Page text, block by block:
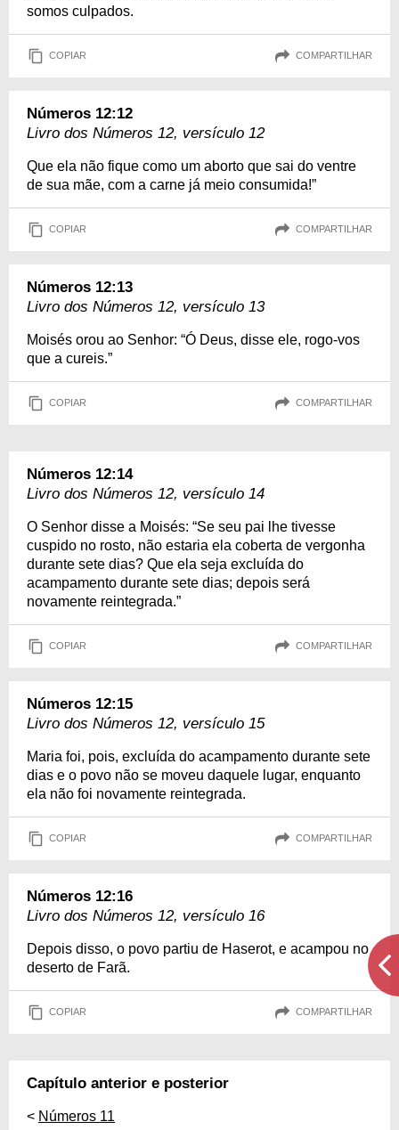
somos culpados.
COPIAR COMPARTILHAR
Números 12:12
Livro dos Números 12, versículo 12
Que ela não fique como um aborto que sai do ventre
de sua mãe, com a carne já meio consumida!”
COPIAR COMPARTILHAR
Números 12:13
Livro dos Números 12, versículo 13
Moisés orou ao Senhor: “Ó Deus, disse ele, rogo-vos
que a cureis.”
COPIAR COMPARTILHAR
Números 12:14
Livro dos Números 12, versículo 14
O Senhor disse a Moisés: “Se seu pai lhe tivesse
cuspido no rosto, não estaria ela coberta de vergonha
durante sete dias? Que ela seja excluída do
acampamento durante sete dias; depois será
novamente reintegrada.”
COPIAR COMPARTILHAR
Números 12:15
Livro dos Números 12, versículo 15
Maria foi, pois, excluída do acampamento durante sete
dias e o povo não se moveu daquele lugar, enquanto
ela não foi novamente reintegrada.
COPIAR COMPARTILHAR
Números 12:16
Livro dos Números 12, versículo 16
Depois disso, o povo partiu de Haserot, e acampou no
deserto de Farã.
COPIAR COMPARTILHAR
Capítulo anterior e posterior
< Números 11